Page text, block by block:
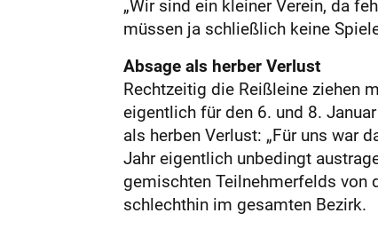
„Wir sind ein kleiner Verein, da
müssen ja schließlich keine
Absage als herber Verlust
Rechtzeitig die Reißleine ziehen
eigentlich für den 6. und 8.
als herben Verlust: „Für uns war
Jahr eigentlich unbedingt
gemischten Teilnehmerfelds von
schlechthin im gesamten Bezirk.